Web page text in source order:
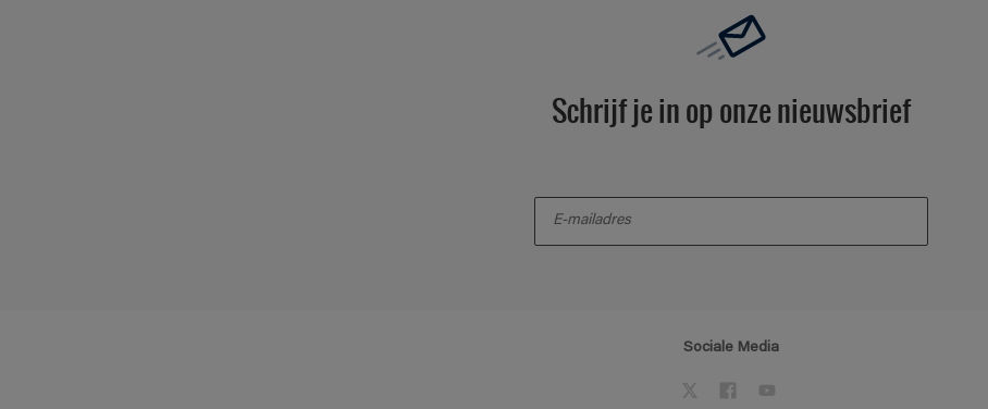
Schrijf je in op onze nieuwsbrief
Sociale Media